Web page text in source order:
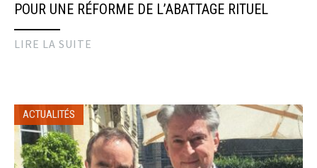
POUR UNE RÉFORME DE L’ABATTAGE RITUEL
LIRE LA SUITE
ACTUALITÉS